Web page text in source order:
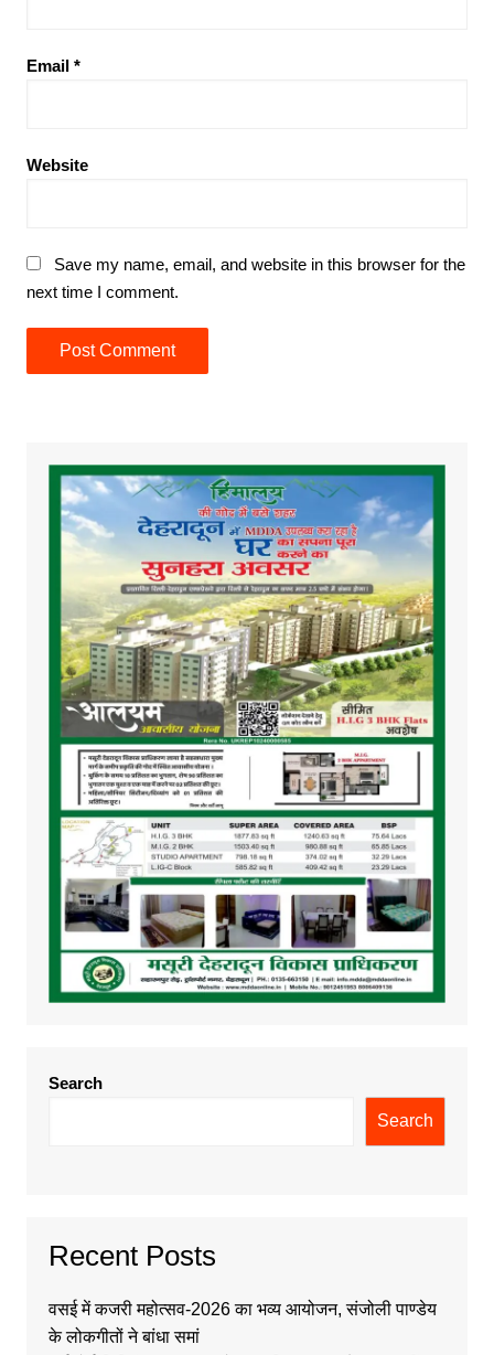
Email *
Website
Save my name, email, and website in this browser for the
next time I comment.
Search
Search
Recent Posts
वसई में कजरी महोत्सव-2026 का भव्य आयोजन, संजोली पाण्डेय
के लोकगीतों ने बांधा समां